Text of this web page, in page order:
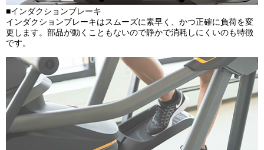
■インダクションブレーキ
インダクションブレーキはスムーズに素早く、かつ正確に負荷を変
更します。部品が動くこともないので静かで消耗しにくいのも特徴
です。